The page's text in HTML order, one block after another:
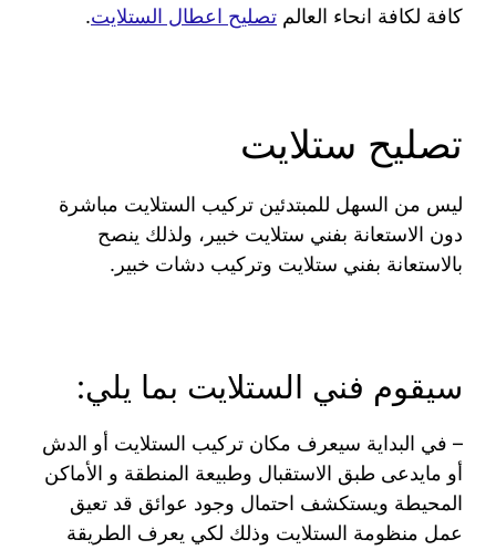
كافة لكافة انحاء العالم تصليح اعطال الستلايت.
تصليح ستلايت
ليس من السهل للمبتدئين تركيب الستلايت مباشرة
دون الاستعانة بفني ستلايت خبير، ولذلك ينصح
بالاستعانة بفني ستلايت وتركيب دشات خبير.
سيقوم فني الستلايت بما يلي:
– في البداية سيعرف مكان تركيب الستلايت أو الدش
أو مايدعى طبق الاستقبال وطبيعة المنطقة و الأماكن
المحيطة ويستكشف احتمال وجود عوائق قد تعيق
عمل منظومة الستلايت وذلك لكي يعرف الطريقة